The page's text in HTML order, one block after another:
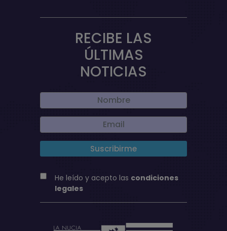
RECIBE LAS
ÚLTIMAS
NOTICIAS
He leído y acepto las condiciones
legales